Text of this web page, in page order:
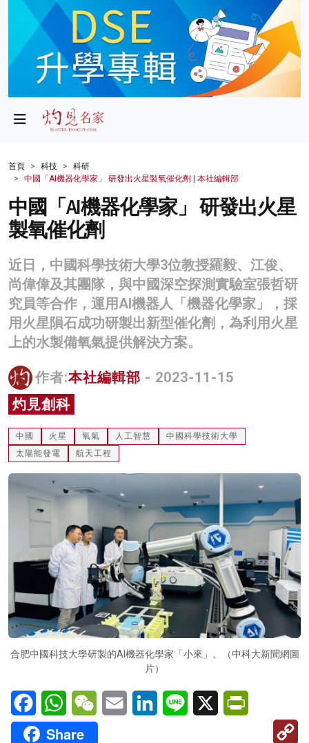
政局
財經
生活
健康
商業
科技
影片
名家榜
關於我們
首頁 科技
科研
中國「AI機器化學家」 研發出火星製氧催化劑 | 本社編輯部
中國「AI機器化學家」 研發出火星
製氧催化劑
近日，中國科學技術大學3位教授羅毅、江俊、
尚偉偉及其團隊，與中國深空探測實驗室張哲研
究員等合作，運用AI機器人「機器化學家」，採
用火星隕石成功研製出新型催化劑，為利用火星
上的水製備氧氣提供解決方案。
作者:本社編輯部 - 2023-11-15
灼見創科
中國 火星 氧氣 人工智慧
中國科學技術大學
太陽能發電
航天工程
合肥中國科技大學研製的AI機器化學家「小來」。（中科大新聞網圖
片）
FacebookWhatsAppWeChatEmail LinkedInLine X
Share